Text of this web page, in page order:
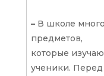
– В школе много
предметов,
которые
ученики. Перед